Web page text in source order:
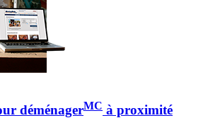
déménagerMC à proximité